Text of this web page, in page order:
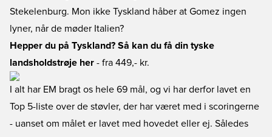
Stekelenburg. Mon ikke Tyskland håber at Gomez ingen
lyner, når de møder Italien?
Hepper du på Tyskland? Så kan du få din tyske
landsholdstrøje her - fra 449,- kr.
I alt har EM bragt os hele 69 mål, og vi har derfor lavet en
Top 5-liste over de støvler, der har været med i scoringerne
- uanset om målet er lavet med hovedet eller ej. Således